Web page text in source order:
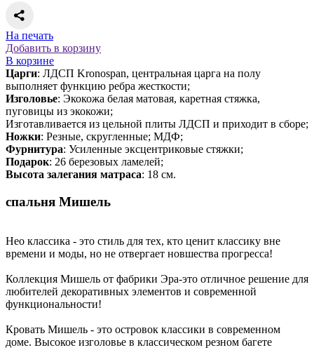
На печать
Добавить в корзину
В корзине
Царги: ЛДСП Kronospan, центральная царга на полу
выполняет функцию ребра жесткости;
Изголовье: Экокожа белая матовая, каретная стяжка,
пуговицы из экокожи;
Изготавливается из цельной плиты ЛДСП и приходит в сборе;
Ножки: Резные, скругленные; МДФ;
Фурнитура: Усиленные эксцентриковые стяжки;
Подарок: 26 березовых ламелей;
Высота залегания матраса: 18 см.
спальня Мишель
Нео классика - это стиль для тех, кто ценит классику вне
времени и моды, но не отвергает новшества прогресса!
Коллекция Мишель от фабрики Эра-это отличное решение для
любителей декоративных элементов и современной
функциональности!
Кровать Мишель - это островок классики в современном
доме. Высокое изголовье в классическом резном багете